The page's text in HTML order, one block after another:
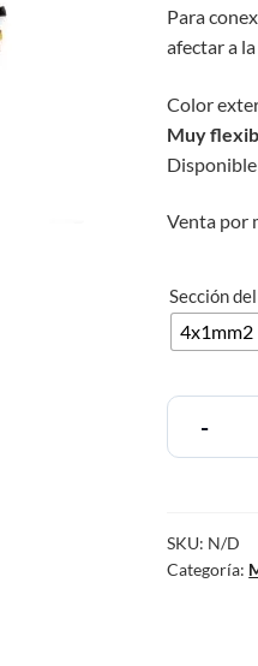
Para
afectar a
Color
Muy
Disponible
Venta por
Sección
4x1mm2
-
SKU: N/D
Categoría: